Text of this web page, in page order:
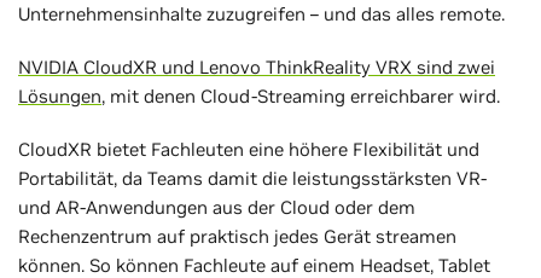
Unternehmensinhalte zuzugreifen – und das alles remote.
NVIDIA CloudXR und Lenovo ThinkReality VRX sind zwei
Lösungen, mit denen Cloud-Streaming erreichbarer wird.
CloudXR bietet Fachleuten eine höhere Flexibilität und
Portabilität, da Teams damit die leistungsstärksten VR-
und AR-Anwendungen aus der Cloud oder dem
Rechenzentrum auf praktisch jedes Gerät streamen
können. So können Fachleute auf einem Headset, Tablet